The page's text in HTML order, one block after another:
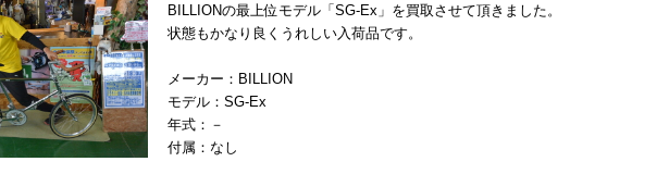
BILLIONの最上位モデル「SG-Ex」を買取させて頂きました。
状態もかなり良くうれしい入荷品です。
メーカー：BILLION
モデル：SG-Ex
年式：－
付属：なし